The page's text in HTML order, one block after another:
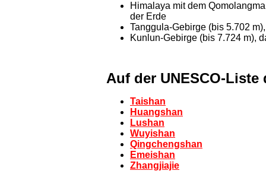
Himalaya mit dem
der Erde
Tanggula-Gebirge (bis 5.702
Kunlun-Gebirge (bis 7.724 m),
Auf der UNESCO-
Taishan
Huangshan
Lushan
Wuyishan
Qingchengshan
Emeishan
Zhangjiajie